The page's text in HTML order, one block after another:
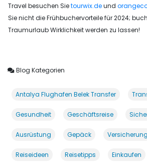
Travel besuchen Sietourwix.deund
Sie nicht die Frühbuchervorteile für 2024;
Traumurlaub Wirklichkeit werden zu lassen!
Blog Kategorien
Antalya Flughafen Belek Transfer
Gesundheit Geschäftsreise
Ausrüstung Gepäck Versicherung
Reiseideen Reisetipps Einkaufen